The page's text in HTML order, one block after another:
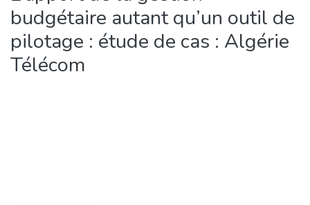
budgétaire autant qu’un outil de
pilotage : étude de cas : Algérie
Télécom